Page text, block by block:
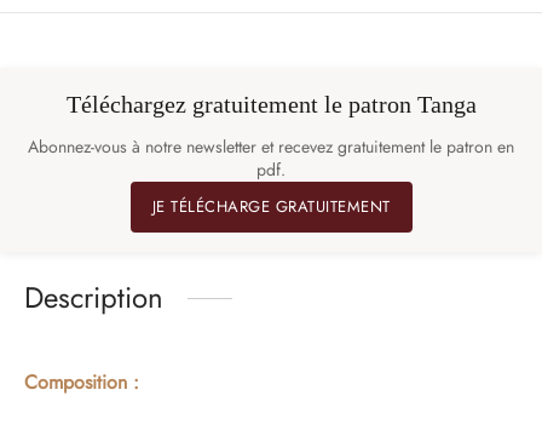
Téléchargez gratuitement le patron Tanga
Abonnez-vous à notre newsletter et recevez gratuitement le patron en
pdf.
JE TÉLÉCHARGE GRATUITEMENT
Description
Composition :